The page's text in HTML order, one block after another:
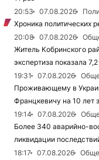
20:53
07.08.2026
Хроника политических
20:08
07.08.2026
Житель Кобринского
экспертиза показала
19:31
07.08.2026
Проживающему в
Францкевичу на 10 лет
19:14
07.08.2026
Более 340 аварийно-
ликвидации
18:17
07.08.2026